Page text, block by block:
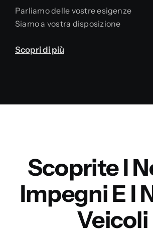
Parliamo delle vostre esigenze
Siamo a vostra disposizione
Scopri di più
Scoprite I
Impegni E I
Veicoli